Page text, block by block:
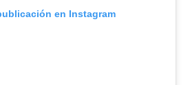
en Instagram